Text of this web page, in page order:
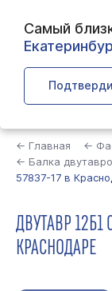
Самый
← Главная ←
← Балка
57837-17 в
ДВУТАВР 12Б1
КРАСНОДАРЕ